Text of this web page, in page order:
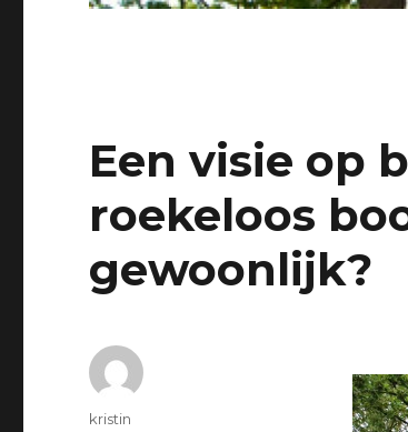
Een visie op
roekeloos
gewoonlijk?
Author
kristin